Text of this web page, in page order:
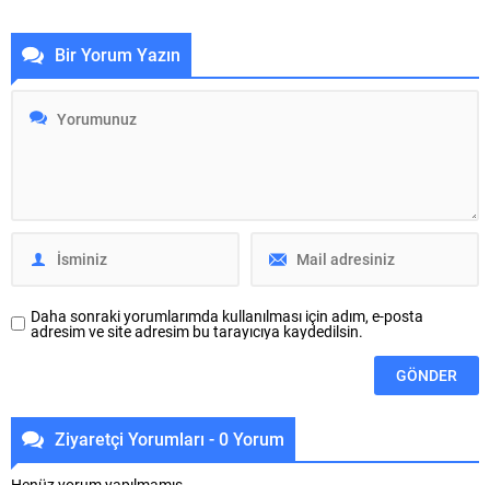
durağı Nilüfer oldu. Büyükşehir
Belediyesi Kültür, Sanat ve Sosyal
İşler Dairesi Başkanlığı
Bölge Parkı’nda gerçekleştirilen
katılımıyla gerçekleştirildi. Gemlik
Bir Yorum Yazın
Daha sonraki yorumlarımda kullanılması için adım, e-posta
adresim ve site adresim bu tarayıcıya kaydedilsin.
Ziyaretçi Yorumları - 0 Yorum